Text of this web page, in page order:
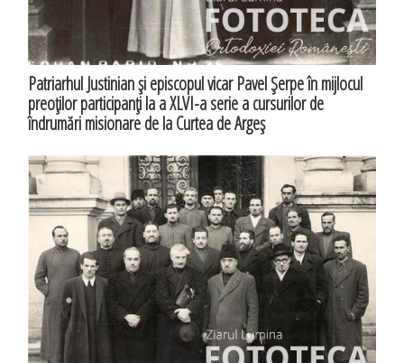
Patriarhul Justinian şi episcopul vicar Pavel Şerpe în mijlocul
preoţilor participanţi la a XLVI-a serie a cursurilor de
îndrumări misionare de la Curtea de Argeş